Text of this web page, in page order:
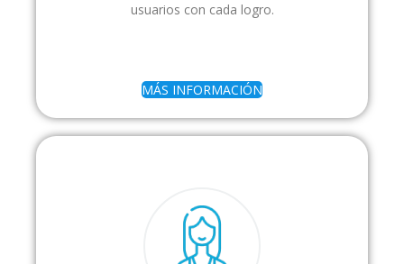
usuarios con cada logro.
MÁS INFORMACIÓN